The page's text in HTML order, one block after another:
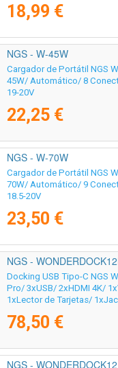
18,99 €
NGS - W-45W
Cargador de Portátil NGS
45W/ Automático/ 8
19-20V
22,25 €
NGS - W-70W
Cargador de Portátil NGS
70W/ Automático/ 9
18.5-20V
23,50 €
NGS -
Docking USB Tipo-C NGS
Pro/ 3xUSB/ 2xHDMI 4K/
1xLector de Tarjetas/
78,50 €
NGS - WONDERDOCK12